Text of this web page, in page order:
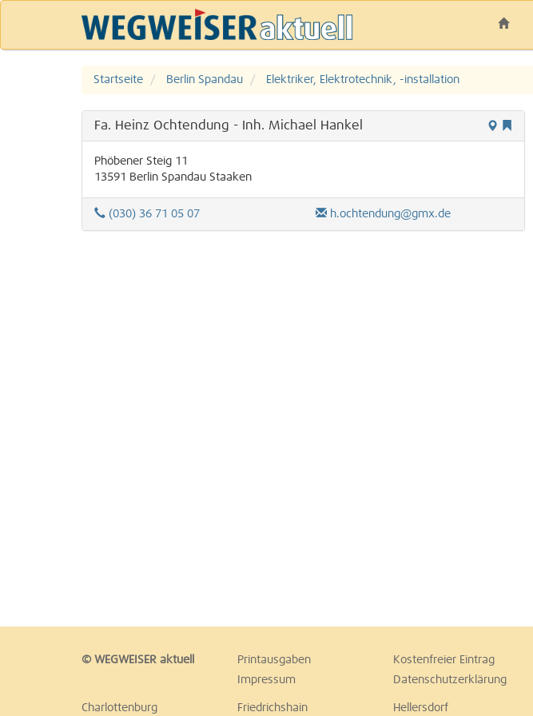
Startseite Berlin Spandau Elektriker, Elektrotechnik, -installation
Fa. Heinz Ochtendung - Inh. Michael Hankel
Phöbener Steig 11
13591 Berlin Spandau Staaken
(030) 36 71 05 07 h.ochtendung@gmx.de
© WEGWEISER aktuell Printausgaben Kostenfreier Eintrag
Impressum
Datenschutzerklärung
Charlottenburg Friedrichshain Hellersdorf